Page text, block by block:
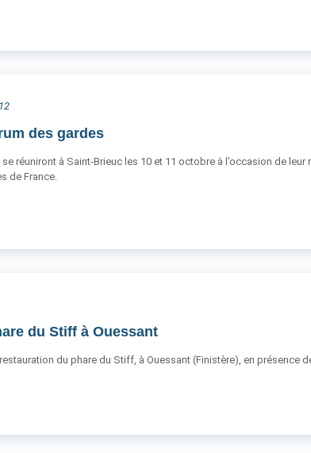
des gardes
réuniront à Saint-Brieuc les 10 et 11 octobre à l’occasion de
de France.
du Stiff à Ouessant
du phare du Stiff, à Ouessant (Finistère), en présence